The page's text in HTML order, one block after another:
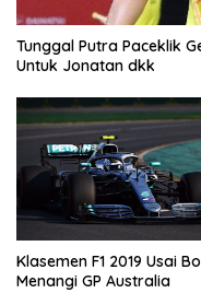
Tunggal Putra Paceklik
Untuk Jonatan dkk
Klasemen F1 2019 Usai
Menangi GP Australia